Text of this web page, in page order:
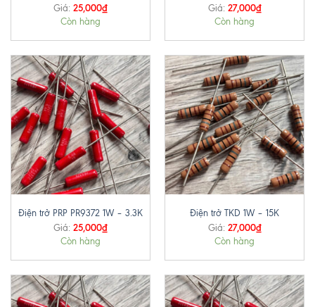
Giá: 25,000₫
Còn hàng
Giá: 27,000₫
Còn hàng
Điện trở PRP PR9372 1W – 3.3K
Giá: 25,000₫
Còn hàng
Điện trở TKD 1W – 15K
Giá: 27,000₫
Còn hàng